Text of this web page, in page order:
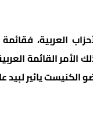
الأمر القائمة
يائير لبيد على 4 مقاعد